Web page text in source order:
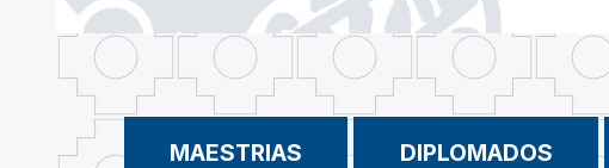
MAESTRIAS DIPLOMADOS